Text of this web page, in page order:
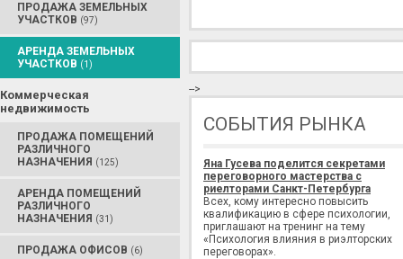
ПРОДАЖА ЗЕМЕЛЬНЫХ
УЧАСТКОВ (97)
АРЕНДА ЗЕМЕЛЬНЫХ
УЧАСТКОВ (1)
Коммерческая
недвижимость
ПРОДАЖА ПОМЕЩЕНИЙ
РАЗЛИЧНОГО
НАЗНАЧЕНИЯ (125)
АРЕНДА ПОМЕЩЕНИЙ
РАЗЛИЧНОГО
НАЗНАЧЕНИЯ (31)
ПРОДАЖА ОФИСОВ (6)
-->
СОБЫТИЯ РЫНКА
Яна Гусева поделится секретами
переговорного мастерства с
риелторами Санкт-Петербурга
Всех, кому интересно повысить
квалификацию в сфере психологии,
приглашают на тренинг на тему
«Психология влияния в риэлторских
переговорах».